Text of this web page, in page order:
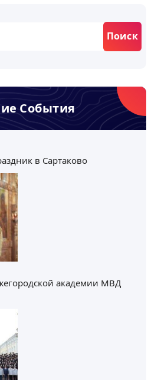
События
в Сартаково
академии МВД